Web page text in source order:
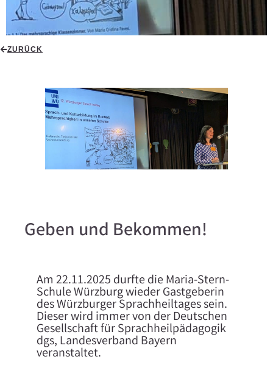
ZURÜCK
Geben und Bekommen!
Am 22.11.2025 durfte die Maria-Stern-
Schule Würzburg wieder Gastgeberin
des Würzburger Sprachheiltages sein.
Dieser wird immer von der Deutschen
Gesellschaft für Sprachheilpädagogik
dgs, Landesverband Bayern
veranstaltet.